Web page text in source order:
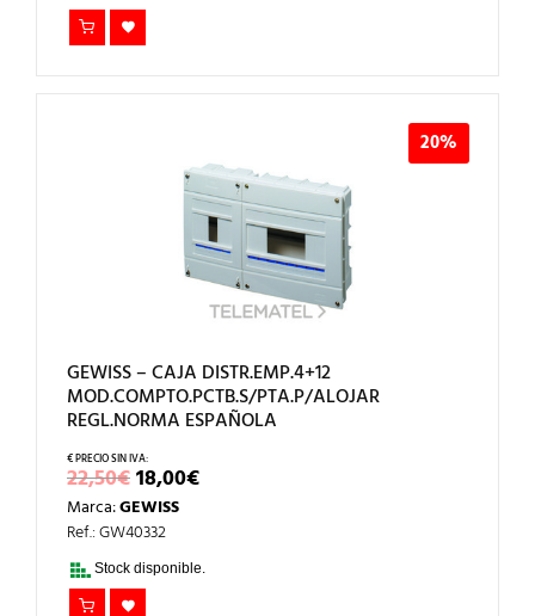
20%
GEWISS – CAJA DISTR.EMP.4+12
MOD.COMPTO.PCTB.S/PTA.P/ALOJAR
REGL.NORMA ESPAÑOLA
22,50€EL
PRECIO
ORIGINAL
ERA:
22,50€.
18,00€EL
PRECIO
Marca:GEWISS
Ref.: GW40332
Stock disponible.